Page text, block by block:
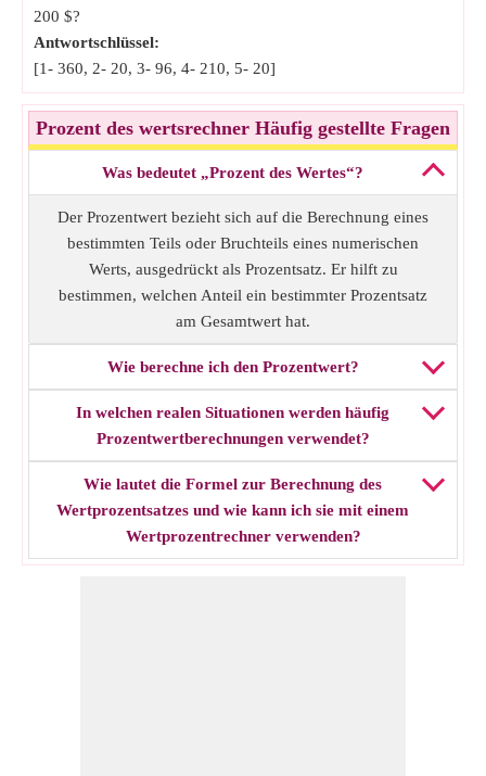
200 $?
Antwortschlüssel:
[1- 360, 2- 20, 3- 96, 4- 210, 5- 20]
Prozent des wertsrechner Häufig gestellte Fragen
Was bedeutet „Prozent des Wertes“?
Der Prozentwert bezieht sich auf die Berechnung eines
bestimmten Teils oder Bruchteils eines numerischen
Werts, ausgedrückt als Prozentsatz. Er hilft zu
bestimmen, welchen Anteil ein bestimmter Prozentsatz
am Gesamtwert hat.
Wie berechne ich den Prozentwert?
In welchen realen Situationen werden häufig
Prozentwertberechnungen verwendet?
Wie lautet die Formel zur Berechnung des
Wertprozentsatzes und wie kann ich sie mit einem
Wertprozentrechner verwenden?